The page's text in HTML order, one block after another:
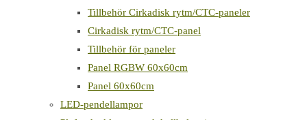
Tillbehör Cirkadisk rytm/CTC-paneler
Cirkadisk rytm/CTC-panel
Tillbehör för paneler
Panel RGBW 60x60cm
Panel 60x60cm
LED-pendellampor